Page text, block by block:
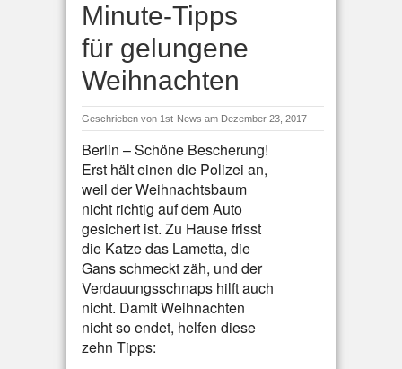
Minute-Tipps
für gelungene
Weihnachten
Geschrieben von 1st-News am Dezember 23, 2017
Berlin – Schöne Bescherung!
Erst hält einen die Polizei an,
weil der Weihnachtsbaum
nicht richtig auf dem Auto
gesichert ist. Zu Hause frisst
die Katze das Lametta, die
Gans schmeckt zäh, und der
Verdauungsschnaps hilft auch
nicht. Damit Weihnachten
nicht so endet, helfen diese
zehn Tipps: